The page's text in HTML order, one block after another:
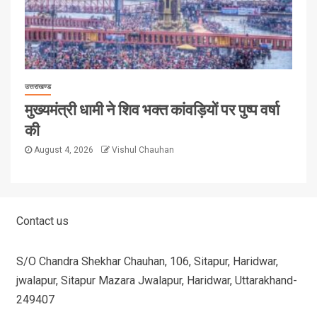
उत्तराखण्ड
मुख्यमंत्री धामी ने शिव भक्त कांवड़ियों पर पुष्प वर्षा
की
August 4, 2026 Vishul Chauhan
Contact us
S/O Chandra Shekhar Chauhan, 106, Sitapur, Haridwar,
jwalapur, Sitapur Mazara Jwalapur, Haridwar, Uttarakhand-
249407